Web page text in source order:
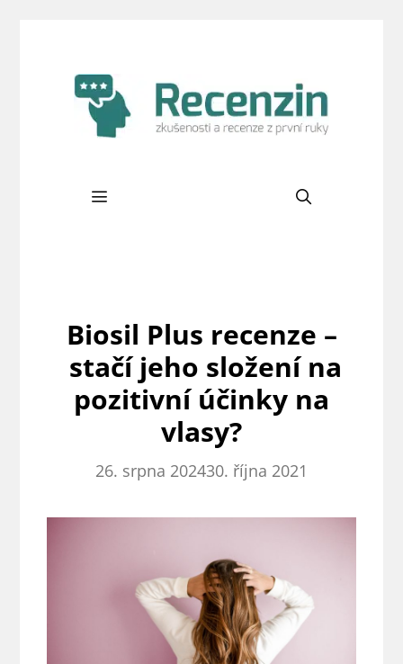
Biosil Plus recenze –
stačí jeho složení na
pozitivní účinky na
vlasy?
26. srpna 202430. října 2021